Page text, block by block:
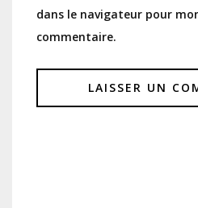
dans le navigateur pour
commentaire.